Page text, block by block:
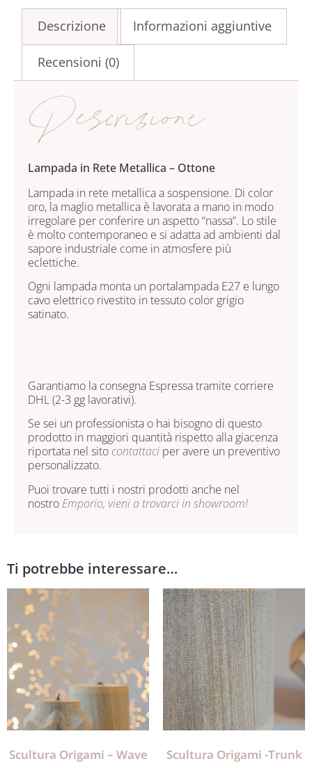
Descrizione Informazioni aggiuntive
Recensioni (0)
Descrizione
Lampada in Rete Metallica – Ottone
Lampada in rete metallica a sospensione. Di color
oro, la maglio metallica è lavorata a mano in modo
irregolare per conferire un aspetto “nassa”. Lo stile
è molto contemporaneo e si adatta ad ambienti dal
sapore industriale come in atmosfere più
eclettiche.
Ogni lampada monta un portalampada E27 e lungo
cavo elettrico rivestito in tessuto color grigio
satinato.
Garantiamo la consegna Espressa tramite corriere
DHL (2-3 gg lavorativi).
Se sei un professionista o hai bisogno di questo
prodotto in maggiori quantità rispetto alla giacenza
riportata nel sito contattaci per avere un preventivo
personalizzato.
Puoi trovare tutti i nostri prodotti anche nel
nostro Emporio, vieni a trovarci in showroom!
Ti potrebbe interessare…
Scultura Origami – Wave Scultura Origami -Trunk